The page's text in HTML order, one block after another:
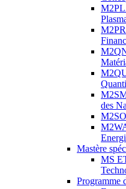
des
Mastère
MS
Programme